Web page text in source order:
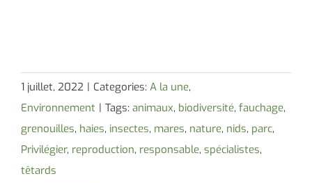
1 juillet, 2022 | Categories: A la une,
Environnement | Tags: animaux, biodiversité, fauchage,
grenouilles, haies, insectes, mares, nature, nids, parc,
Privilégier, reproduction, responsable, spécialistes,
têtards